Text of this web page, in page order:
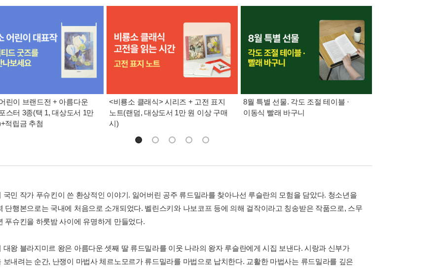
린이 브랜드전 + 아름다운
스터 3종(택 1, 대상도서 1만
적립금 추첨
<비룡소 클래식> 시리즈 + 고전 표지
노트(랜덤, 대상도서 1만 원 이상 구매
시)
8월 특별 선물. 각도 조절 테이블 ·
이동식 빨래 바구니
국민 작가 푸슈킨이 쓴 환상적인 이야기. 잃어버린 공주 류드밀라를 찾아나선 루슬란의 모험을 담았다. 청소년을
단행본으로는 국내에 처음으로 소개되었다. 벨린스키와 나보코프 등에 의해 걸작이라고 칭송받은 작품으로, 스무
푸슈킨을 하룻밤 사이에 유명하게 만들었다.
대왕 블라지미르 왕은 아름다운 셋째 딸 류드밀라를 이웃 나라의 왕자 루슬란에게 시집 보낸다. 시랑과 신부가
보내려는 순간, 난쟁이 마법사 체르노모르가 류드밀라를 마법으로 납치한다. 교활한 마법사는 류드밀라를 깊은